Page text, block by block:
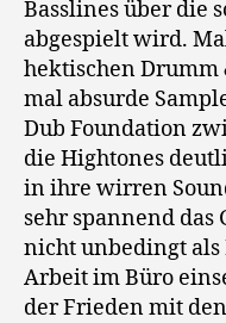
Basslines über die
abgespielt wird.
hektischen Drumm
mal absurde
Dub Foundation
die Hightones
in ihre wirren
sehr spannend das
nicht unbedingt
Arbeit im Büro
der Frieden mit